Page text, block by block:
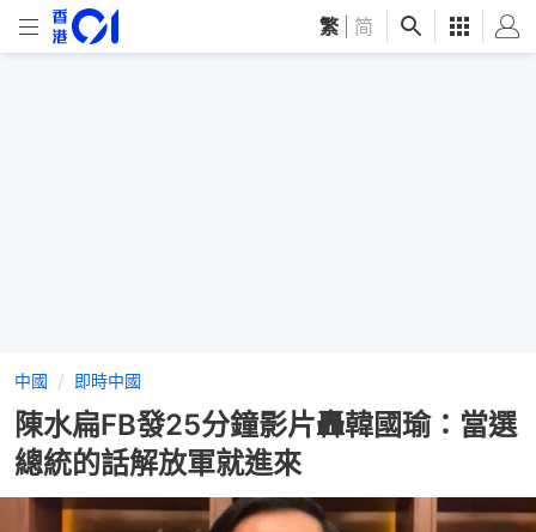
繁 简
中國 即時中國
陳水扁FB發25分鐘影片轟韓國瑜：當選
總統的話解放軍就進來